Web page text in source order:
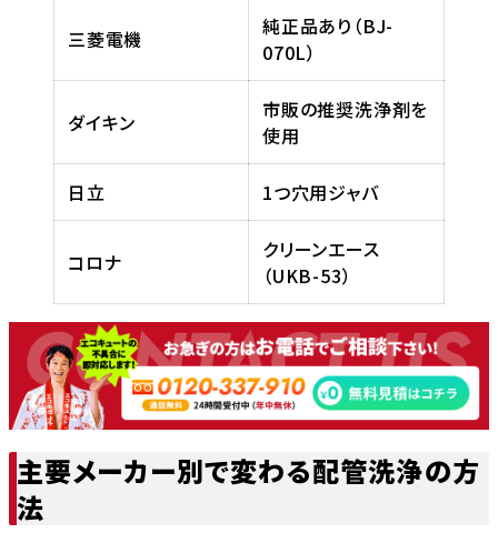
三菱電機
純正品あり（BJ-
070L）
ダイキン
市販の推奨洗浄剤を
使用
日立 1つ穴用ジャバ
コロナ
クリーンエース
（UKB-53）
主要メーカー別で変わる配管洗浄の方
法